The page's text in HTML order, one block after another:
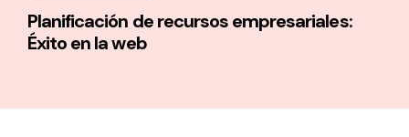
Planificación de recursos empresariales:
Éxito en la web